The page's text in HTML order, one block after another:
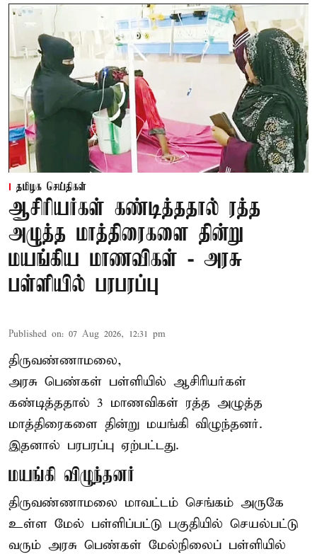
தமிழக செய்திகள்
ஆசிரியர்கள் கண்டித்ததால் ரத்த
அழுத்த மாத்திரைகளை தின்று
மயங்கிய மாணவிகள் - அரசு
பள்ளியில் பரபரப்பு
Published on: 07 Aug 2026, 12:31 pm
திருவண்ணாமலை,
அரசு பெண்கள் பள்ளியில் ஆசிரியர்கள்
கண்டித்ததால் 3 மாணவிகள் ரத்த அழுத்த
மாத்திரைகளை தின்று மயங்கி விழுந்தனர்.
இதனால் பரபரப்பு ஏற்பட்டது.
மயங்கி விழுந்தனர்
திருவண்ணாமலை மாவட்டம் செங்கம் அருகே
உள்ள மேல் பள்ளிப்பட்டு பகுதியில் செயல்பட்டு
வரும் அரசு பெண்கள் மேல்நிலைப் பள்ளியில்